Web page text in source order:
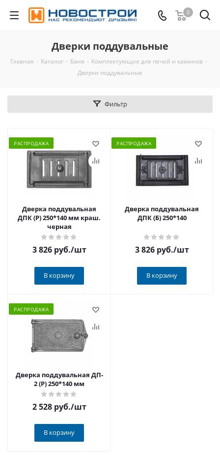
0
Дверки поддувальные
Главная - Каталог - Баня - Комплектующие для печей и каминов -
Дверки поддувальные
Фильтр
РАСПРОДАЖА
Дверка поддувальная
ДПК (Р) 250*140 мм краш.
черная
3 826 руб./шт
В корзину
РАСПРОДАЖА
Дверка поддувальная
ДПК (Б) 250*140
3 826 руб./шт
В корзину
РАСПРОДАЖА
Дверка поддувальная ДП-
2 (Р) 250*140 мм
2 528 руб./шт
В корзину